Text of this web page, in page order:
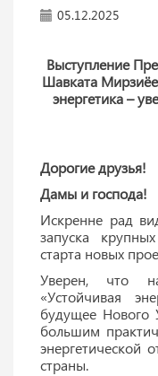
05.12.2025
Выступление
Шавката
энергетика –
Дорогие друзья!
Дамы и господа!
Искренне рад
запуска
старта новых
Уверен, что
«Устойчивая
будущее Нового
большим
энергетической
страны.